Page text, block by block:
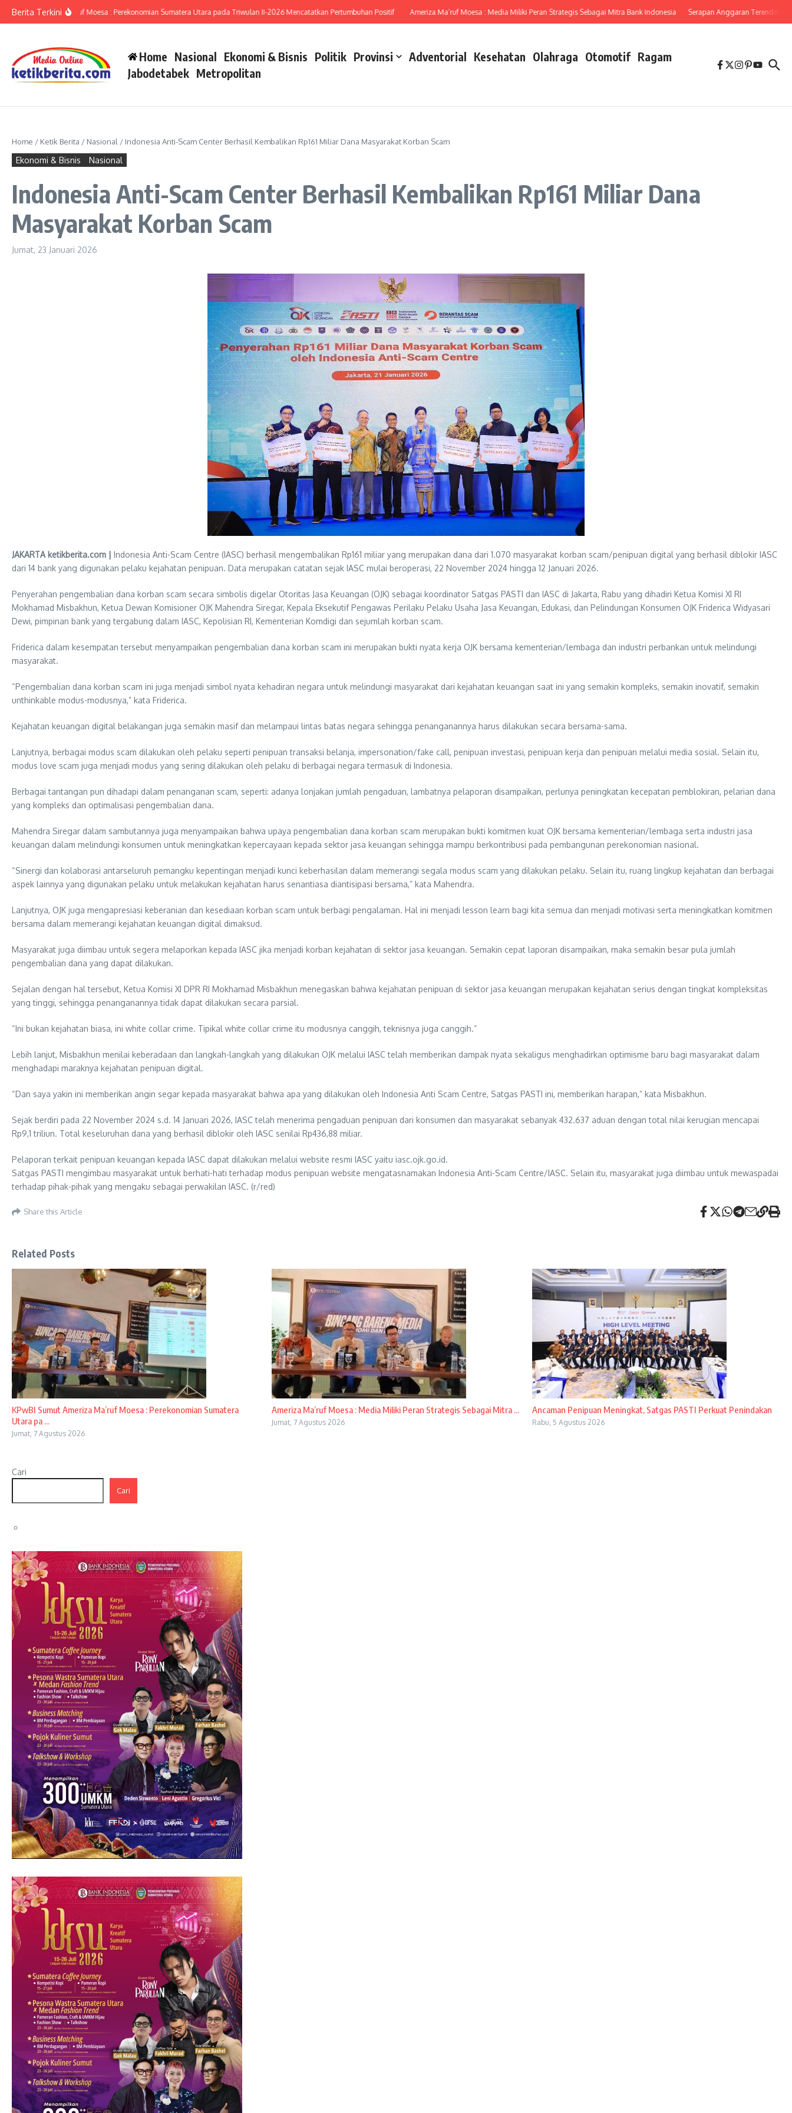
Berita Terkini
Ameriza Ma’ruf Moesa : Perekonomian Sumatera Utara pada Triwulan II-2026 Mencatatkan Pertumbuhan Positif Ameriza Ma’ruf Moesa : Media Miliki Peran Strategis Sebagai Mitra Bank Indonesia Serapan Anggaran Terendah,
Home Nasional Ekonomi & Bisnis Politik Provinsi Adventorial Kesehatan Olahraga Otomotif Ragam
Jabodetabek Metropolitan
Home / Ketik Berita / Nasional / Indonesia Anti-Scam Center Berhasil Kembalikan Rp161 Miliar Dana Masyarakat Korban Scam
Ekonomi & Bisnis Nasional
Indonesia Anti-Scam Center Berhasil Kembalikan Rp161 Miliar Dana
Masyarakat Korban Scam
Jumat, 23 Januari 2026
JAKARTA ketikberita.com | Indonesia Anti-Scam Centre (IASC) berhasil mengembalikan Rp161 miliar yang merupakan dana dari 1.070 masyarakat korban scam/penipuan digital yang berhasil diblokir IASC
dari 14 bank yang digunakan pelaku kejahatan penipuan. Data merupakan catatan sejak IASC mulai beroperasi, 22 November 2024 hingga 12 Januari 2026.
Penyerahan pengembalian dana korban scam secara simbolis digelar Otoritas Jasa Keuangan (OJK) sebagai koordinator Satgas PASTI dan IASC di Jakarta, Rabu yang dihadiri Ketua Komisi XI RI
Mokhamad Misbakhun, Ketua Dewan Komisioner OJK Mahendra Siregar, Kepala Eksekutif Pengawas Perilaku Pelaku Usaha Jasa Keuangan, Edukasi, dan Pelindungan Konsumen OJK Friderica Widyasari
Dewi, pimpinan bank yang tergabung dalam IASC, Kepolisian RI, Kementerian Komdigi dan sejumlah korban scam.
Friderica dalam kesempatan tersebut menyampaikan pengembalian dana korban scam ini merupakan bukti nyata kerja OJK bersama kementerian/lembaga dan industri perbankan untuk melindungi
masyarakat.
“Pengembalian dana korban scam ini juga menjadi simbol nyata kehadiran negara untuk melindungi masyarakat dari kejahatan keuangan saat ini yang semakin kompleks, semakin inovatif, semakin
unthinkable modus-modusnya,” kata Friderica.
Kejahatan keuangan digital belakangan juga semakin masif dan melampaui lintas batas negara sehingga penanganannya harus dilakukan secara bersama-sama.
Lanjutnya, berbagai modus scam dilakukan oleh pelaku seperti penipuan transaksi belanja, impersonation/fake call, penipuan investasi, penipuan kerja dan penipuan melalui media sosial. Selain itu,
modus love scam juga menjadi modus yang sering dilakukan oleh pelaku di berbagai negara termasuk di Indonesia.
Berbagai tantangan pun dihadapi dalam penanganan scam, seperti: adanya lonjakan jumlah pengaduan, lambatnya pelaporan disampaikan, perlunya peningkatan kecepatan pemblokiran, pelarian dana
yang kompleks dan optimalisasi pengembalian dana.
Mahendra Siregar dalam sambutannya juga menyampaikan bahwa upaya pengembalian dana korban scam merupakan bukti komitmen kuat OJK bersama kementerian/lembaga serta industri jasa
keuangan dalam melindungi konsumen untuk meningkatkan kepercayaan kepada sektor jasa keuangan sehingga mampu berkontribusi pada pembangunan perekonomian nasional.
“Sinergi dan kolaborasi antarseluruh pemangku kepentingan menjadi kunci keberhasilan dalam memerangi segala modus scam yang dilakukan pelaku. Selain itu, ruang lingkup kejahatan dan berbagai
aspek lainnya yang digunakan pelaku untuk melakukan kejahatan harus senantiasa diantisipasi bersama,” kata Mahendra.
Lanjutnya, OJK juga mengapresiasi keberanian dan kesediaan korban scam untuk berbagi pengalaman. Hal ini menjadi lesson learn bagi kita semua dan menjadi motivasi serta meningkatkan komitmen
bersama dalam memerangi kejahatan keuangan digital dimaksud.
Masyarakat juga diimbau untuk segera melaporkan kepada IASC jika menjadi korban kejahatan di sektor jasa keuangan. Semakin cepat laporan disampaikan, maka semakin besar pula jumlah
pengembalian dana yang dapat dilakukan.
Sejalan dengan hal tersebut, Ketua Komisi XI DPR RI Mokhamad Misbakhun menegaskan bahwa kejahatan penipuan di sektor jasa keuangan merupakan kejahatan serius dengan tingkat kompleksitas
yang tinggi, sehingga penanganannya tidak dapat dilakukan secara parsial.
“Ini bukan kejahatan biasa, ini white collar crime. Tipikal white collar crime itu modusnya canggih, teknisnya juga canggih.”
Lebih lanjut, Misbakhun menilai keberadaan dan langkah-langkah yang dilakukan OJK melalui IASC telah memberikan dampak nyata sekaligus menghadirkan optimisme baru bagi masyarakat dalam
menghadapi maraknya kejahatan penipuan digital.
“Dan saya yakin ini memberikan angin segar kepada masyarakat bahwa apa yang dilakukan oleh Indonesia Anti Scam Centre, Satgas PASTI ini, memberikan harapan,” kata Misbakhun.
Sejak berdiri pada 22 November 2024 s.d. 14 Januari 2026, IASC telah menerima pengaduan penipuan dari konsumen dan masyarakat sebanyak 432.637 aduan dengan total nilai kerugian mencapai
Rp9,1 triliun. Total keseluruhan dana yang berhasil diblokir oleh IASC senilai Rp436,88 miliar.
Pelaporan terkait penipuan keuangan kepada IASC dapat dilakukan melalui website resmi IASC yaitu iasc.ojk.go.id.
Satgas PASTI mengimbau masyarakat untuk berhati-hati terhadap modus penipuan website mengatasnamakan Indonesia Anti-Scam Centre/IASC. Selain itu, masyarakat juga diimbau untuk mewaspadai
terhadap pihak-pihak yang mengaku sebagai perwakilan IASC. (r/red)
Share this Article
Related Posts
KPwBI Sumut Ameriza Ma’ruf Moesa : Perekonomian Sumatera
Utara pa ...
Jumat, 7 Agustus 2026
Ameriza Ma’ruf Moesa : Media Miliki Peran Strategis Sebagai Mitra ...
Jumat, 7 Agustus 2026
Ancaman Penipuan Meningkat, Satgas PASTI Perkuat Penindakan
Rabu, 5 Agustus 2026
Cari
Cari